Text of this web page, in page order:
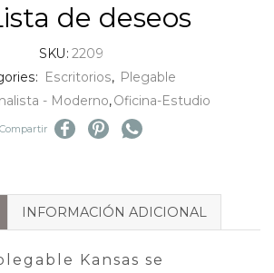
de deseos
SKU: 2209
Escritorios, Plegable
- Moderno, Oficina-Estudio
Compartir
INFORMACIÓN ADICIONAL
Kansas se